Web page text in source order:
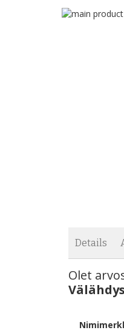
Skip
Details
Välähdysputki
Olet